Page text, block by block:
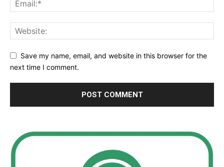
Save my name, email, and website in this browser for the
next time I comment.